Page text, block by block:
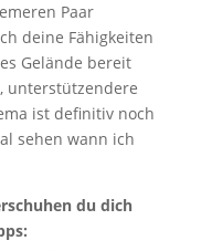
Paar
deine Fähigkeiten
Gelände bereit
unterstützendere
ist definitiv noch
sehen wann ich
du dich